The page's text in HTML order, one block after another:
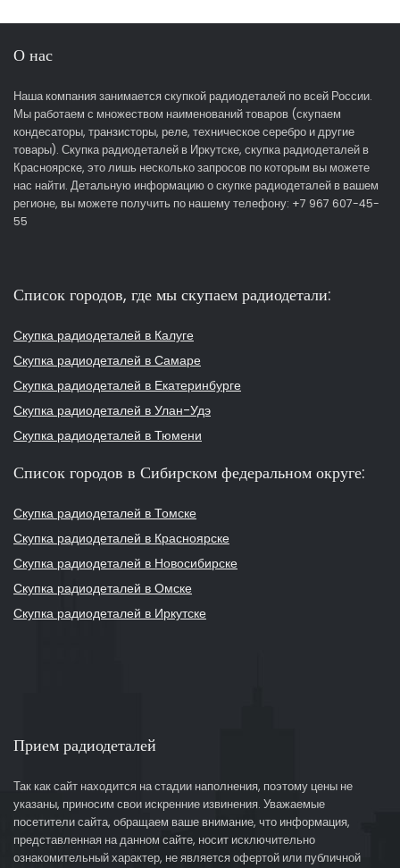
О нас
Наша компания занимается скупкой радиодеталей по всей России.
Мы работаем с множеством наименований товаров (скупаем
кондесаторы, транзисторы, реле, техническое серебро и другие
товары). Скупка радиодеталей в Иркутске, скупка радиодеталей в
Красноярске, это лишь несколько запросов по которым вы можете
нас найти. Детальную информацию о скупке радиодеталей в вашем
регионе, вы можете получить по нашему телефону: +7 967 607-45-
55
Список городов, где мы скупаем радиодетали:
Скупка радиодеталей в Калуге
Скупка радиодеталей в Самаре
Скупка радиодеталей в Екатеринбурге
Скупка радиодеталей в Улан-Удэ
Скупка радиодеталей в Тюмени
Список городов в Сибирском федеральном округе:
Скупка радиодеталей в Томске
Скупка радиодеталей в Красноярске
Скупка радиодеталей в Новосибирске
Скупка радиодеталей в Омске
Скупка радиодеталей в Иркутске
Прием радиодеталей
Так как сайт находится на стадии наполнения, поэтому цены не
указаны, приносим свои искренние извинения. Уважаемые
посетители сайта, обращаем ваше внимание, что информация,
представленная на данном сайте, носит исключительно
ознакомительный характер, не является офертой или публичной